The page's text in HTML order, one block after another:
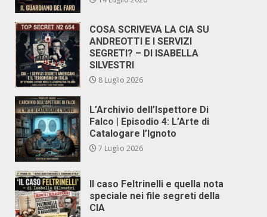
COSA SCRIVEVA LA CIA SU
ANDREOTTI E I SERVIZI
SEGRETI? – DI ISABELLA
SILVESTRI
8 Luglio 2026
L’Archivio dell’Ispettore Di
Falco | Episodio 4: L’Arte di
Catalogare l’Ignoto
7 Luglio 2026
Il caso Feltrinelli e quella nota
speciale nei file segreti della
CIA